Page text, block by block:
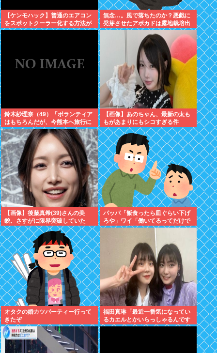
【ケンモハック】普通のエアコン
をスポットクーラー化する方法が
発案される
無念…。風で落ちたのか？悪戯に
発芽させたアボカドは露地栽培出
来るのかチャ...
鈴木紗理奈（49）「ボランティア
はもちろんだが、今熊本へ旅行に
行くことも支援になる」
【画像】あのちゃん、最新の太も
もがあまりにもシコすぎる件
【画像】後藤真希(39)さんの美
貌、さすがに限界突破していた
www
パッパ「飯食ったら皿ぐらい下げ
ろや」ワイ「働いてるってだけで
そんなに上等かね…！」
オタクの婚カツパーティー行って
きたぞ
福田真琳「最近一番気になってい
るカエルとかいらっしゃるんです
か？」 川名凜「それがいるんで